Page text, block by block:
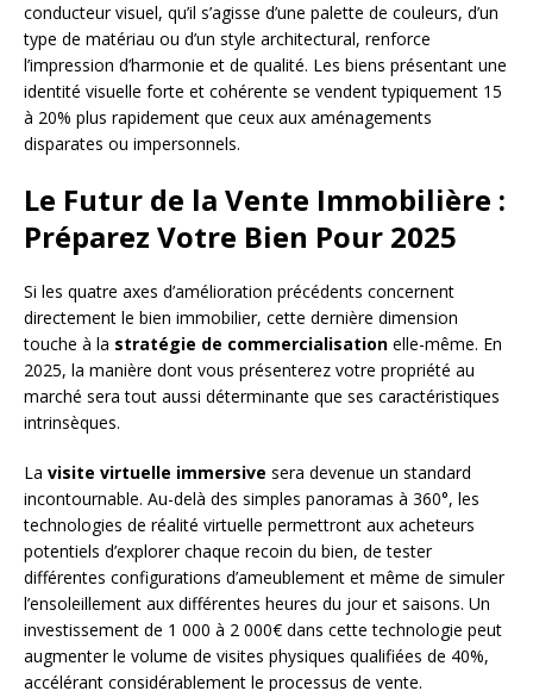
conducteur visuel, qu’il s’agisse d’une palette de couleurs, d’un
type de matériau ou d’un style architectural, renforce
l’impression d’harmonie et de qualité. Les biens présentant une
identité visuelle forte et cohérente se vendent typiquement 15
à 20% plus rapidement que ceux aux aménagements
disparates ou impersonnels.
Le Futur de la Vente Immobilière :
Préparez Votre Bien Pour 2025
Si les quatre axes d’amélioration précédents concernent
directement le bien immobilier, cette dernière dimension
touche à la stratégie de commercialisation elle-même. En
2025, la manière dont vous présenterez votre propriété au
marché sera tout aussi déterminante que ses caractéristiques
intrinsèques.
La visite virtuelle immersive sera devenue un standard
incontournable. Au-delà des simples panoramas à 360°, les
technologies de réalité virtuelle permettront aux acheteurs
potentiels d’explorer chaque recoin du bien, de tester
différentes configurations d’ameublement et même de simuler
l’ensoleillement aux différentes heures du jour et saisons. Un
investissement de 1 000 à 2 000€ dans cette technologie peut
augmenter le volume de visites physiques qualifiées de 40%,
accélérant considérablement le processus de vente.